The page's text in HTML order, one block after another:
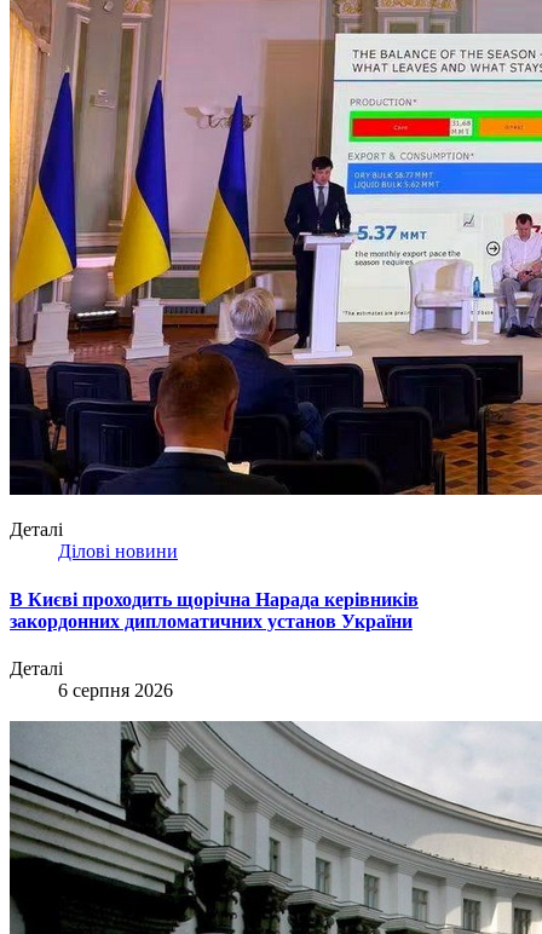
Деталі
Ділові новини
В Києві проходить щорічна Нарада керівників
закордонних дипломатичних установ України
Деталі
6 серпня 2026